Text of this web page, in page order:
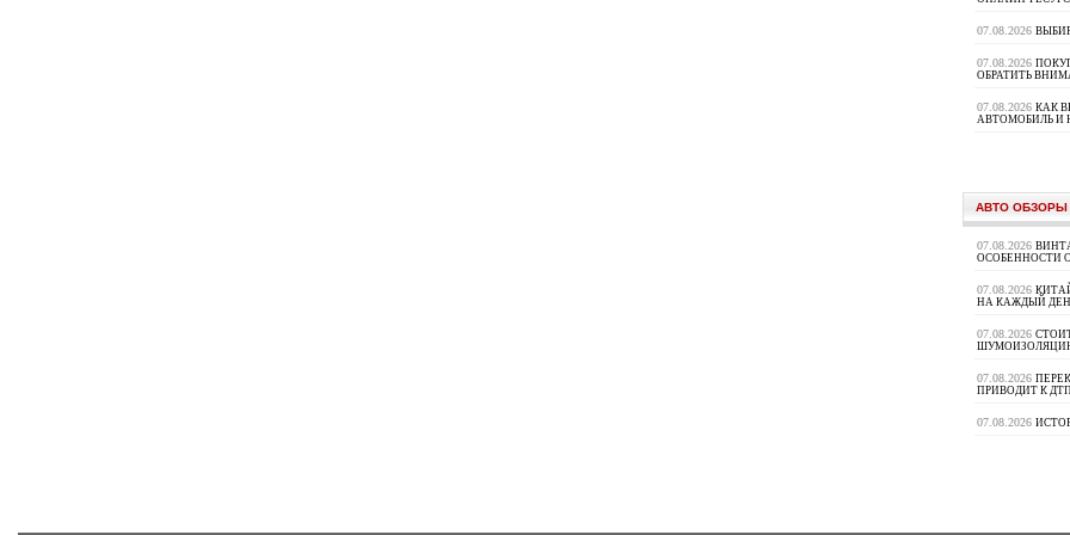
07.08.2026
07.08.2026
ОБРАТИТЬ
07.08.2026 КАК
АВТОМОБИЛЬ И
АВТО ОБЗОРЫ
07.08.2026
ОСОБЕННОСТИ
07.08.2026
НА КАЖДЫЙ
07.08.2026
07.08.2026
ПРИВОДИТ К
07.08.2026